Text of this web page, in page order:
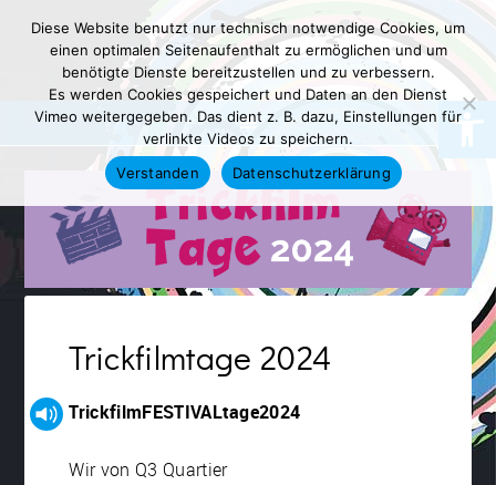
Trickfilmtage 2024
TrickfilmFESTIVALtage2024
Wir von Q3 Quartier
Diese Website benutzt nur technisch notwendige Cookies, um
einen optimalen Seitenaufenthalt zu ermöglichen und um
benötigte Dienste bereitzustellen und zu verbessern.
Es werden Cookies gespeichert und Daten an den Dienst
Vimeo weitergegeben. Das dient z. B. dazu, Einstellungen für
verlinkte Videos zu speichern.
Verstanden
Datenschutzerklärung